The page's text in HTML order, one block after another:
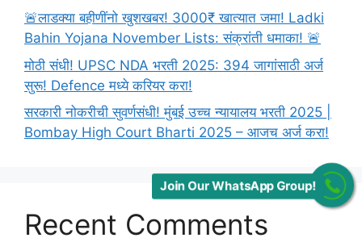
🚨लाडक्या बहीणींनो खुशखबर! 3000₹ खात्यात जमा! Ladki
Bahin Yojana November Lists: संक्रांती धमाका! 🚨
मोठी संधी! UPSC NDA भरती 2025: 394 जागांसाठी अर्ज
सुरू! Defence मध्ये करियर करा!
सरकारी नोकरीची सुवर्णसंधी! मुंबई उच्च न्यायालय भरती 2025 |
Bombay High Court Bharti 2025 – आजच अर्ज करा!
Recent Comments
Join Our WhatsApp Group!